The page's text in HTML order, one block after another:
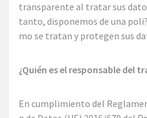
transparente al tratar sus
tanto, disponemos de una
mo se tratan y protegen sus
¿Quién es el responsable del
En cumplimiento del